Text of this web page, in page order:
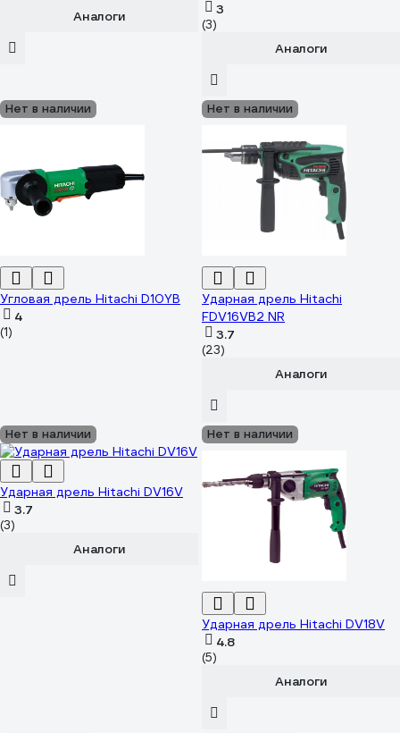
Аналоги
3
(3)
Аналоги
Нет в наличии
Угловая дрель Hitachi D10YB
4
(1)
Нет в наличии
Ударная дрель Hitachi
FDV16VB2 NR
3.7
(23)
Аналоги
Нет в наличии
Ударная дрель Hitachi DV16V
3.7
(3)
Аналоги
Нет в наличии
Ударная дрель Hitachi DV18V
4.8
(5)
Аналоги